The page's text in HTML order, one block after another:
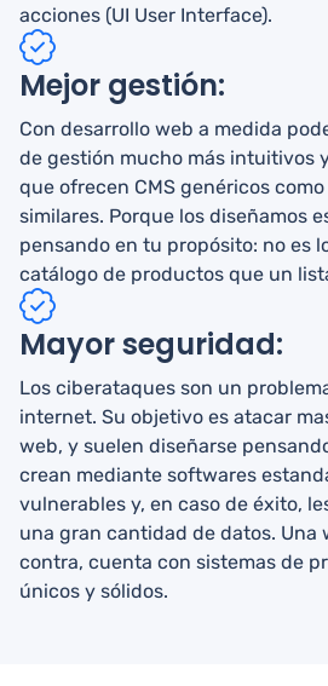
acciones (UI User Interface).
Mejor gestión:
Con desarrollo web a medida
de gestión mucho más intuitivos
que ofrecen CMS genéricos
similares. Porque los diseñamos
pensando en tu propósito: no es
catálogo de productos que un
Mayor seguridad:
Los ciberataques son un
internet. Su objetivo es atacar
web, y suelen diseñarse
crean mediante softwares
vulnerables y, en caso de éxito,
una gran cantidad de datos. Una
contra, cuenta con sistemas de
únicos y sólidos.